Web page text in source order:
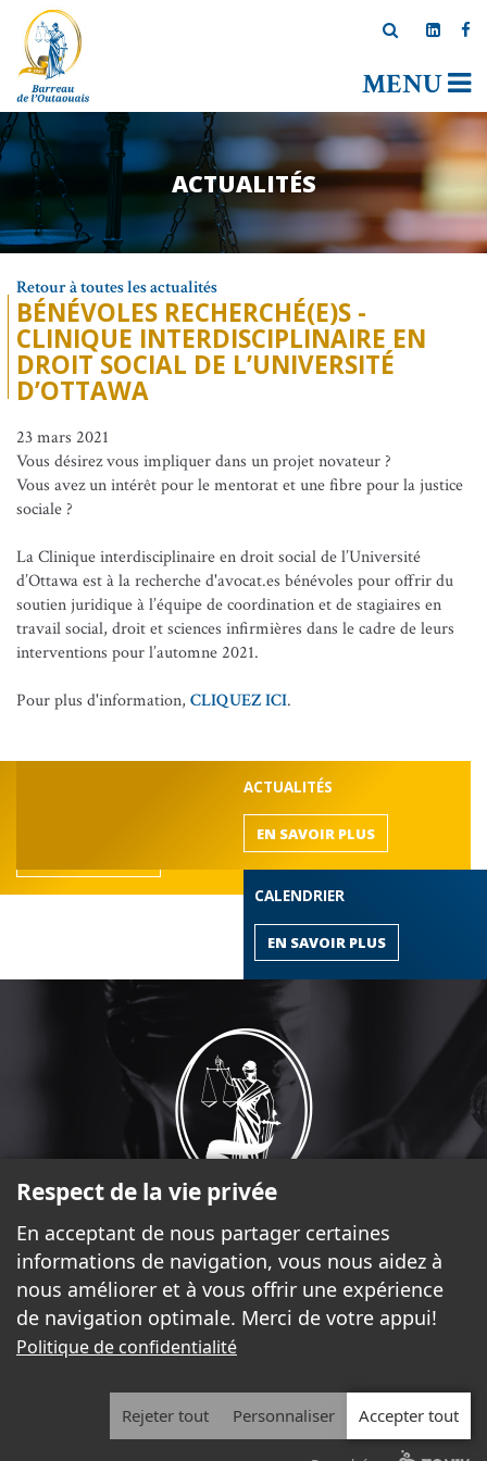
MENU
ACTUALITÉS
Retour à toutes les actualités
BÉNÉVOLES RECHERCHÉ(E)S -
CLINIQUE INTERDISCIPLINAIRE EN
DROIT SOCIAL DE L’UNIVERSITÉ
D’OTTAWA
23 mars 2021
Vous désirez vous impliquer dans un projet novateur ?
Vous avez un intérêt pour le mentorat et une fibre pour la justice
sociale ?
La Clinique interdisciplinaire en droit social de l’Université
d’Ottawa est à la recherche d'avocat.es bénévoles pour offrir du
soutien juridique à l’équipe de coordination et de stagiaires en
travail social, droit et sciences infirmières dans le cadre de leurs
interventions pour l’automne 2021.
Pour plus d'information, CLIQUEZ ICI.
ACTUALITÉS
EN SAVOIR PLUS
CALENDRIER
EN SAVOIR PLUS
17, rue Laurier, bureau 2.370 Gatineau (Québec) J8X 4C1
819-777-5225
coordonnatrice@barreauoutaouais.qc.ca
2026 - Tous droits réservés. © Le Barreau de l'Outaouais
Respect de la vie privée
En acceptant de nous partager certaines
informations de navigation, vous nous aidez à
nous améliorer et à vous offrir une expérience
de navigation optimale. Merci de votre appui!
Politique de confidentialité
Rejeter tout Personnaliser Accepter tout